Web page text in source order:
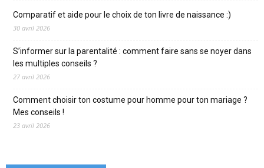
Comparatif et aide pour le choix de ton livre de naissance :)
30 avril 2026
S’informer sur la parentalité : comment faire sans se noyer dans
les multiples conseils ?
27 avril 2026
Comment choisir ton costume pour homme pour ton mariage ?
Mes conseils !
23 avril 2026